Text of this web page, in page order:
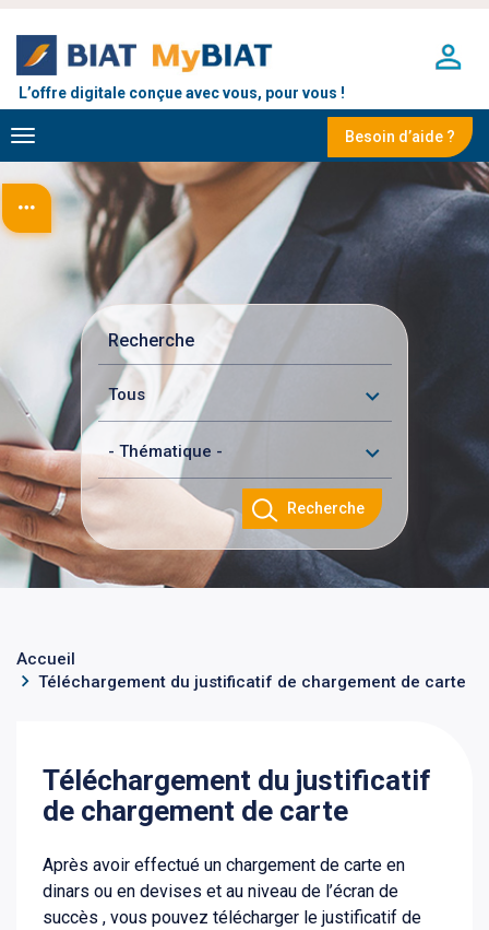
contenu
principal
L’offre digitale conçue avec vous, pour vous !
Besoin d’aide ?
Toggle
Recherche
Accueil
Téléchargement du justificatif de chargement de carte
Téléchargement du justificatif
de chargement de carte
Après avoir effectué un chargement de carte en
dinars ou en devises et au niveau de l’écran de
succès , vous pouvez télécharger le justificatif de